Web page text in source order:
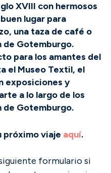
XVIII con hermosos
lugar para
una taza de café o
de Gotemburgo.
para los amantes del
el Museo Textil, el
exposiciones y
a lo largo de los
de Gotemburgo.
próximo viaje aquí.
formulario si